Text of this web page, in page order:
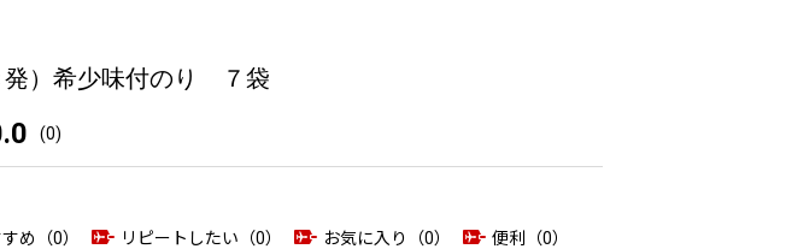
発）希少味付のり ７袋
(0)
め（0） リピートしたい（0） お気に入り（0）
便利（0）